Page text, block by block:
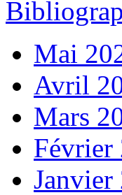
Mai
Avril
Mars
Février
Janvier